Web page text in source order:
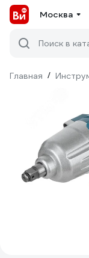
Москва
Поиск в
Главная /